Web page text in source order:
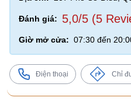
Đánh giá: 5,0/5 (5
Giờ mở cửa: 07:30 đến
Điện thoại Chỉ